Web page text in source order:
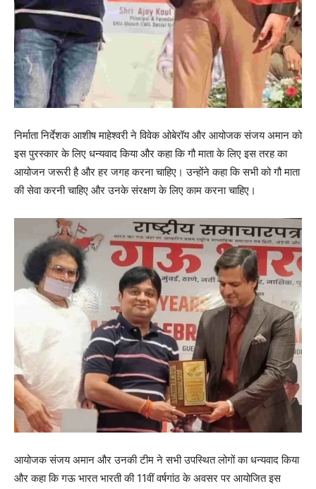
निर्माता निर्देशक आशीष माहेश्वरी ने विवेक ओबेरॉय और आयोजक संजय अमान को
इस पुरस्कार के लिए धन्यवाद किया और कहा कि गौ माता के लिए इस तरह का
आयोजन जरूरी है और हर जगह करना चाहिए। उन्होंने कहा कि सभी को गौ माता
की सेवा करनी चाहिए और उनके संरक्षण के लिए काम करना चाहिए।
आयोजक संजय अमान और उनकी टीम ने सभी उपस्थित लोगों का धन्यवाद किया
और कहा कि गऊ भारत भारती की 11वीं वर्षगांठ के अवसर पर आयोजित इस